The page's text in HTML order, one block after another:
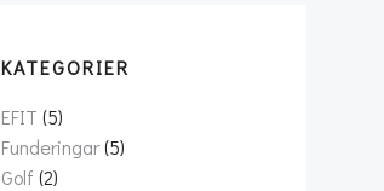
KATEGORIER
EFIT (5)
Funderingar(5)
Golf (2)